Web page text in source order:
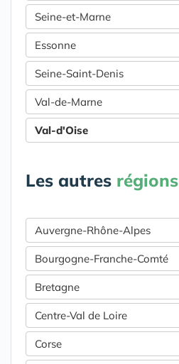
Seine-et-Marne
Essonne
Seine-Saint-Denis
Val-de-Marne
Val-d'Oise
Les autres régions
Auvergne-Rhône-Alpes
Bourgogne-Franche-Comté
Bretagne
Centre-Val de Loire
Corse